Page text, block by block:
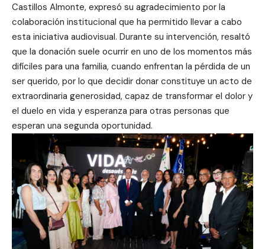
Castillos Almonte, expresó su agradecimiento por la
colaboración institucional que ha permitido llevar a cabo
esta iniciativa audiovisual. Durante su intervención, resaltó
que la donación suele ocurrir en uno de los momentos más
difíciles para una familia, cuando enfrentan la pérdida de un
ser querido, por lo que decidir donar constituye un acto de
extraordinaria generosidad, capaz de transformar el dolor y
el duelo en vida y esperanza para otras personas que
esperan una segunda oportunidad.